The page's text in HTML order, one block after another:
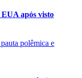
após visto